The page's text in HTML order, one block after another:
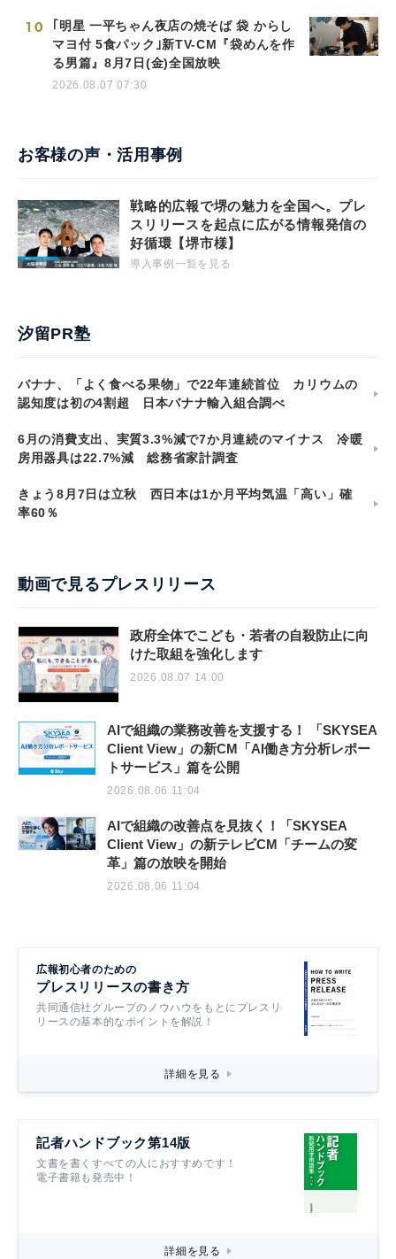
10
｢明星 一平ちゃん夜店の焼そば 袋 からし
マヨ付 5食パック｣新TV-CM『袋めんを作
る男篇』8月7日(金)全国放映
2026.08.07 07:30
お客様の声・活用事例
戦略的広報で堺の魅力を全国へ。プレ
スリリースを起点に広がる情報発信の
好循環【堺市様】
導入事例一覧を見る
汐留PR塾
バナナ、「よく食べる果物」で22年連続首位 カリウムの
認知度は初の4割超 日本バナナ輸入組合調べ
6月の消費支出、実質3.3%減で7か月連続のマイナス 冷暖
房用器具は22.7%減 総務省家計調査
きょう8月7日は立秋 西日本は1か月平均気温「高い」確
率60％
動画で見るプレスリリース
政府全体でこども・若者の自殺防止に向
けた取組を強化します
2026.08.07 14:00
AIで組織の業務改善を支援する！ 「SKYSEA
Client View」の新CM「AI働き方分析レポー
トサービス」篇を公開
2026.08.06 11:04
AIで組織の改善点を見抜く！「SKYSEA
Client View」の新テレビCM「チームの変
革」篇の放映を開始
2026.08.06 11:04
広報初心者のための
プレスリリースの書き方
共同通信社グループのノウハウをもとにプレスリ
リースの基本的なポイントを解説！
詳細を見る
記者ハンドブック第14版
文書を書くすべての人におすすめです！
電子書籍も発売中！
詳細を見る